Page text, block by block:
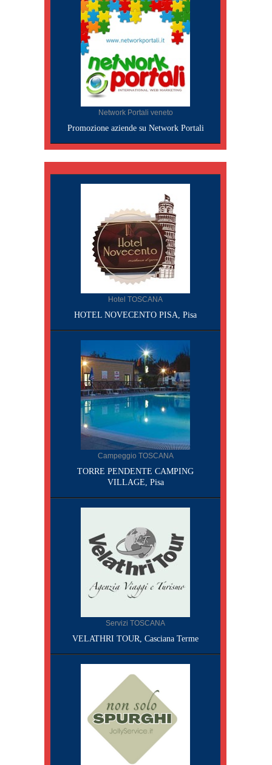
Network Portali veneto
Promozione aziende su Network Portali
Hotel TOSCANA
HOTEL NOVECENTO PISA, Pisa
Campeggio TOSCANA
TORRE PENDENTE CAMPING
VILLAGE, Pisa
Servizi TOSCANA
VELATHRI TOUR, Casciana Terme